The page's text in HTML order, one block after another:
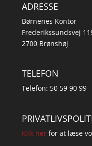
ADRESSE
Børnenes Kontor
Frederikssundsvej
2700 Brønshøj
TELEFON
Telefon: 50 59 90 99
Klik herfor at læse